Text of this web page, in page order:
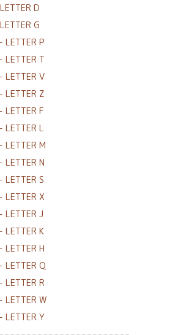
D
G
LETTER P
LETTER T
LETTER V
LETTER Z
LETTER F
LETTER L
LETTER M
LETTER N
LETTER S
LETTER X
LETTER J
LETTER K
LETTER H
LETTER Q
LETTER R
LETTER W
LETTER Y